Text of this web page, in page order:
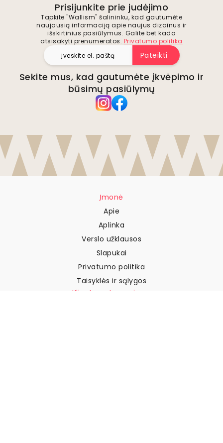
Prisijunkite prie judėjimo
Tapkite "Wallism" šalininku, kad gautumėte
naujausią informaciją apie naujus dizainus ir
išskirtinius pasiūlymus. Galite bet kada
atsisakyti prenumeratos. Privatumo politika
Pateikti
Sekite mus, kad gautumėte įkvėpimo ir
būsimų pasiūlymų
Įmonė
Apie
Aplinka
Verslo užklausos
Slapukai
Privatumo politika
Taisyklės ir sąlygos
Klientų aptarnavimas